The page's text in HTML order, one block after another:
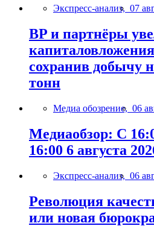
Экспресс-анализ, 07
BP и партнёры
сохранив добычу
тонн
Медиа обозрение, 06
Медиаобзор: С
16:00 6 августа
Экспресс-анализ, 06
Революция
или новая